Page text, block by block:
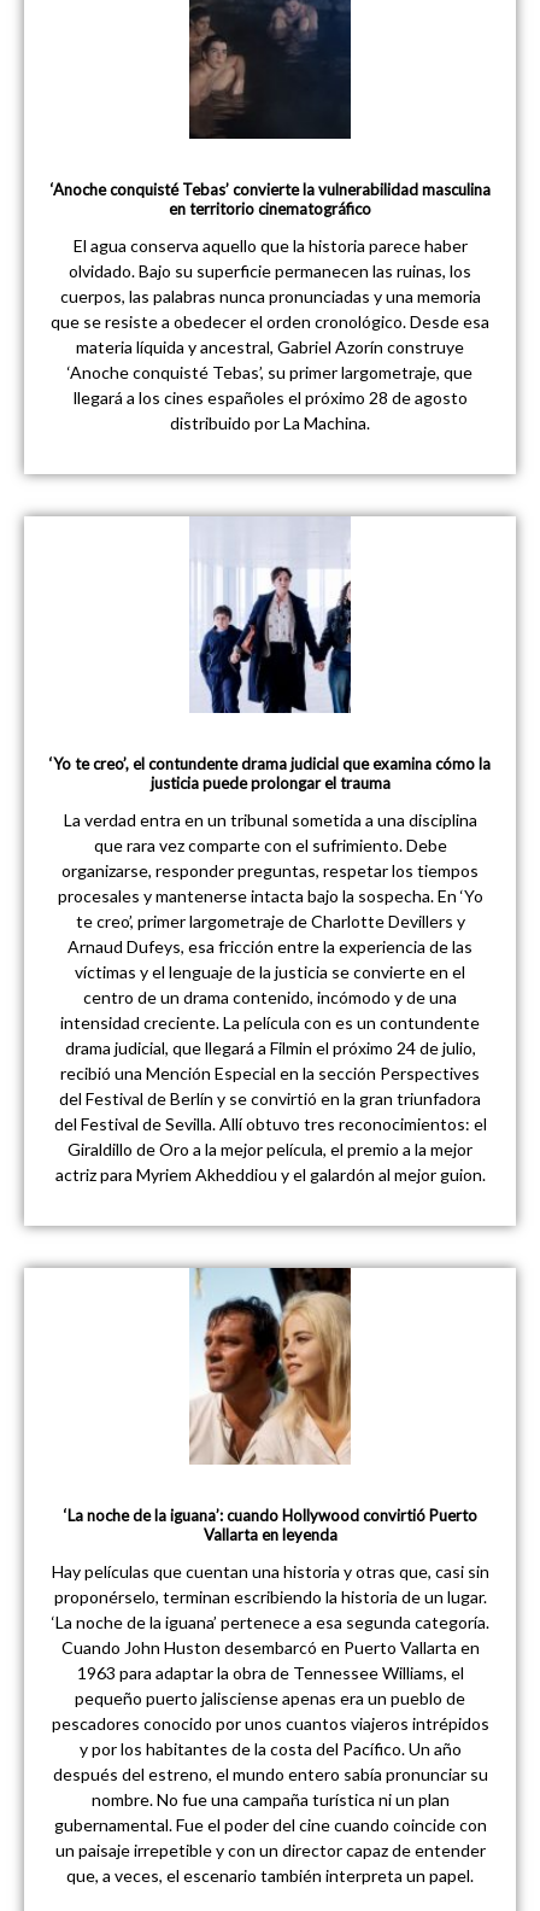
‘Anoche conquisté Tebas’ convierte la vulnerabilidad masculina
en territorio cinematográfico
El agua conserva aquello que la historia parece haber
olvidado. Bajo su superficie permanecen las ruinas, los
cuerpos, las palabras nunca pronunciadas y una memoria
que se resiste a obedecer el orden cronológico. Desde esa
materia líquida y ancestral, Gabriel Azorín construye
‘Anoche conquisté Tebas’, su primer largometraje, que
llegará a los cines españoles el próximo 28 de agosto
distribuido por La Machina.
‘Yo te creo’, el contundente drama judicial que examina cómo la
justicia puede prolongar el trauma
La verdad entra en un tribunal sometida a una disciplina
que rara vez comparte con el sufrimiento. Debe
organizarse, responder preguntas, respetar los tiempos
procesales y mantenerse intacta bajo la sospecha. En ‘Yo
te creo’, primer largometraje de Charlotte Devillers y
Arnaud Dufeys, esa fricción entre la experiencia de las
víctimas y el lenguaje de la justicia se convierte en el
centro de un drama contenido, incómodo y de una
intensidad creciente. La película con es un contundente
drama judicial, que llegará a Filmin el próximo 24 de julio,
recibió una Mención Especial en la sección Perspectives
del Festival de Berlín y se convirtió en la gran triunfadora
del Festival de Sevilla. Allí obtuvo tres reconocimientos: el
Giraldillo de Oro a la mejor película, el premio a la mejor
actriz para Myriem Akheddiou y el galardón al mejor guion.
‘La noche de la iguana’: cuando Hollywood convirtió Puerto
Vallarta en leyenda
Hay películas que cuentan una historia y otras que, casi sin
proponérselo, terminan escribiendo la historia de un lugar.
‘La noche de la iguana’ pertenece a esa segunda categoría.
Cuando John Huston desembarcó en Puerto Vallarta en
1963 para adaptar la obra de Tennessee Williams, el
pequeño puerto jalisciense apenas era un pueblo de
pescadores conocido por unos cuantos viajeros intrépidos
y por los habitantes de la costa del Pacífico. Un año
después del estreno, el mundo entero sabía pronunciar su
nombre. No fue una campaña turística ni un plan
gubernamental. Fue el poder del cine cuando coincide con
un paisaje irrepetible y con un director capaz de entender
que, a veces, el escenario también interpreta un papel.